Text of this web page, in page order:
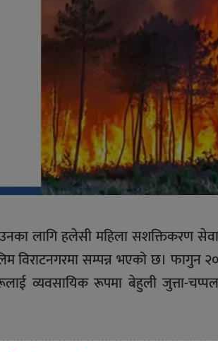
लागि हलेसी महिला सशक्तिकरण सेवा
विराटनगरमा सम्पन्न भएको छ। फागुन २०
व्यवसायिक रूपमा बेहुली जुत्ता-चप्पल